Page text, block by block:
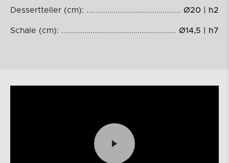
Dessertteller (cm): Ø20 | h2
Schale (cm): Ø14,5 | h7